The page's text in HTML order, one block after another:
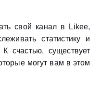
свой канал в Likee,
статистику и
К счастью, существует
могут вам в этом